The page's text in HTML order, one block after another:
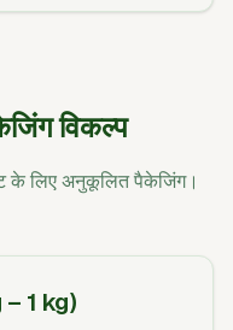
विकल्प
के लिए अनुकूलित पैकेजिंग।
– 1 kg)